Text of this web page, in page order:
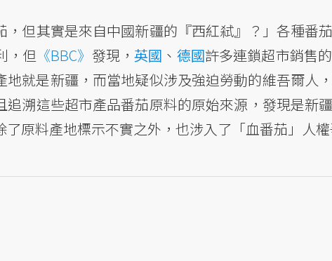
，但其實是來自中國新疆的『西紅弒』？」各種番
，但 《BBC》 發現，英國 、 德國許多連鎖超市銷售
就是新疆，而當地疑似涉及強迫勞動的維吾爾人
追溯這些超市產品番茄原料的原始來源，發現是新
原料產地標示不實之外，也涉入了「血番茄」人權